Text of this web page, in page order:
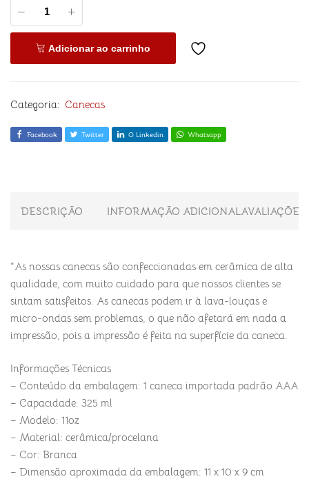
Adicionar ao carrinho
Categoria: Canecas
Facebook Twitter O Linkedin Whatsapp
DESCRIÇÃO INFORMAÇÃO ADICIONAL
“As nossas canecas são confeccionadas em cerâmica de alta
qualidade, com muito cuidado para que nossos clientes se
sintam satisfeitos. As canecas podem ir à lava-louças e
micro-ondas sem problemas, o que não afetará em nada a
impressão, pois a impressão é feita na superfície da caneca.
Informações Técnicas
– Conteúdo da embalagem: 1 caneca importada padrão AAA
– Capacidade: 325 ml
– Modelo: 11oz
– Material: cerâmica/procelana
– Cor: Branca
– Dimensão aproximada da embalagem: 11 x 10 x 9 cm